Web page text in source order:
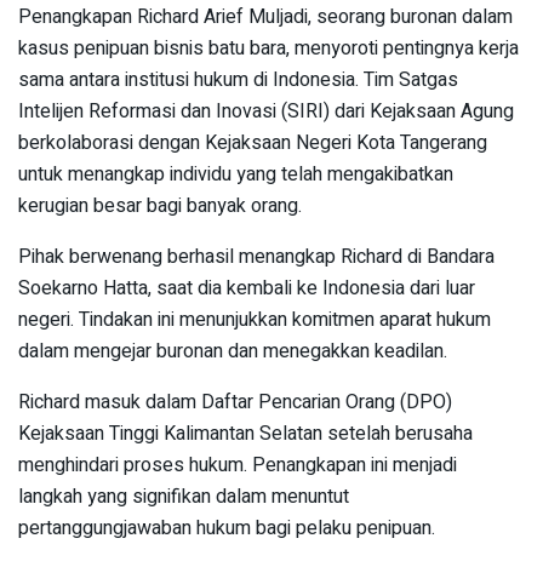
Penangkapan Richard Arief Muljadi, seorang buronan dalam
kasus penipuan bisnis batu bara, menyoroti pentingnya kerja
sama antara institusi hukum di Indonesia. Tim Satgas
Intelijen Reformasi dan Inovasi (SIRI) dari Kejaksaan Agung
berkolaborasi dengan Kejaksaan Negeri Kota Tangerang
untuk menangkap individu yang telah mengakibatkan
kerugian besar bagi banyak orang.
Pihak berwenang berhasil menangkap Richard di Bandara
Soekarno Hatta, saat dia kembali ke Indonesia dari luar
negeri. Tindakan ini menunjukkan komitmen aparat hukum
dalam mengejar buronan dan menegakkan keadilan.
Richard masuk dalam Daftar Pencarian Orang (DPO)
Kejaksaan Tinggi Kalimantan Selatan setelah berusaha
menghindari proses hukum. Penangkapan ini menjadi
langkah yang signifikan dalam menuntut
pertanggungjawaban hukum bagi pelaku penipuan.